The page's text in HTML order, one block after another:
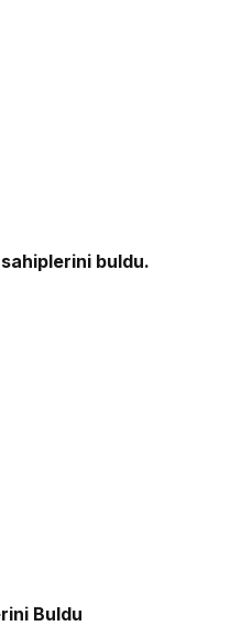
buldu.
Buldu